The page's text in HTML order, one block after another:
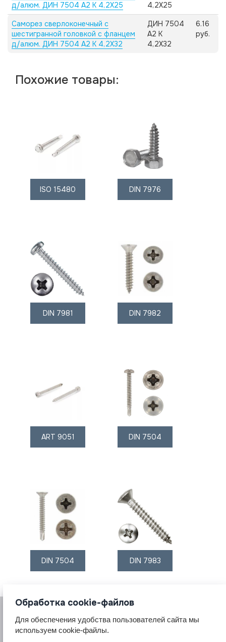
д/алюм. ДИН 7504 А2 K 4,2X25
4,2X25
Саморез сверлоконечный с
шестигранной головкой с фланцем
д/алюм. ДИН 7504 А2 K 4,2X32
ДИН 7504
А2 K
4,2X32
6.16
руб.
Похожие товары:
ISO 15480 DIN 7976
DIN 7981 DIN 7982
ART 9051 DIN 7504
DIN 7504 DIN 7983
Обработка cookie-файлов
Для обеспечения удобства пользователей сайта мы
используем cookie-файлы.